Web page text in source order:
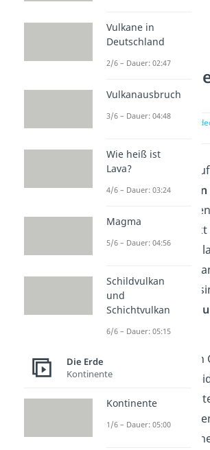
Entstehung
Eiswüste
zur Stelle im
Eiswüsten entstehen
extremen,
Die Temperaturen
unter dem
eine geringe
kommen, wie auch in
trockenen Winde. Das
Gründe für die
Kältewüsten.
Zudem spielt in polaren
Luftdruck
eine
der Bildung von
Luft zieht sich
sich aufgrund ihrer
Vulkane in
Deutschland
2/6 – Dauer: 02:47
Vulkanausbruch
3/6 – Dauer: 04:48
Wie heiß ist
Lava?
4/6 – Dauer: 03:24
Magma
5/6 – Dauer: 04:56
Schildvulkan
und
Schichtvulkan
6/6 – Dauer: 05:15
Die Erde
Kontinente
Kontinente
1/6 – Dauer: 05:00